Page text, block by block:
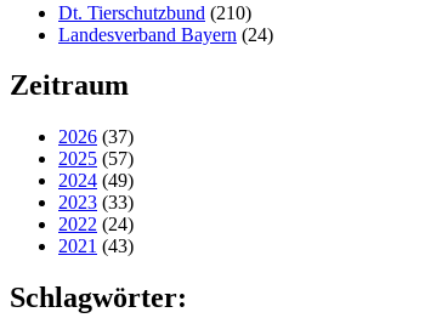
Dt. Tierschutzbund (210)
Landesverband Bayern (24)
Zeitraum
2026 (37)
2025 (57)
2024 (49)
2023 (33)
2022 (24)
2021 (43)
Schlagwörter: